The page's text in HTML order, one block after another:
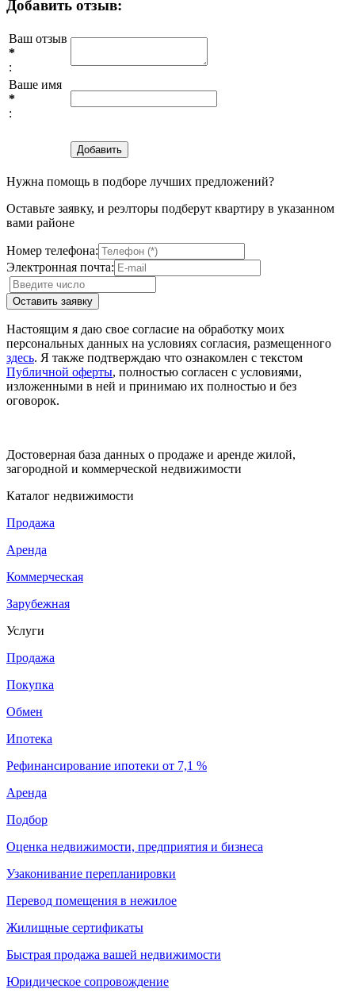
Добавить отзыв:
Ваш отзыв
*
:
Ваше имя
*
:
Нужна помощь в подборе лучших предложений?
Оставьте заявку, и реэлторы подберут квартиру в указанном
вами районе
Номер телефона:
Электронная почта:
Настоящим я даю свое согласие на обработку моих
персональных данных на условиях согласия, размещенного
здесь. Я также подтверждаю что ознакомлен с текстом
Публичной оферты, полностью согласен с условиями,
изложенными в ней и принимаю их полностью и без
оговорок.
Достоверная база данных о продаже и аренде жилой,
загородной и коммерческой недвижимости
Каталог недвижимости
Продажа
Аренда
Коммерческая
Зарубежная
Услуги
Продажа
Покупка
Обмен
Ипотека
Рефинансирование ипотеки от 7,1 %
Аренда
Подбор
Оценка недвижимости, предприятия и бизнеса
Узаконивание перепланировки
Перевод помещения в нежилое
Жилищные сертификаты
Быстрая продажа вашей недвижимости
Юридическое сопровождение